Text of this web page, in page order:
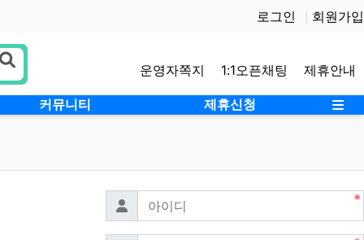
로그인 회원가입
운영자쪽지 1:1오픈채팅 제휴안내
커뮤니티 제휴신청 사
아이디 필수